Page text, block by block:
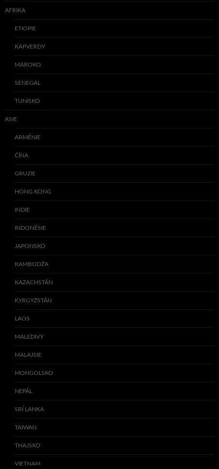
AFRIKA
ETIOPIE
KAPVERDY
MAROKO
SENEGAL
TUNISKO
ASIE
ARMÉNIE
ČÍNA
GRUZIE
HONG KONG
INDIE
INDONÉSIE
JAPONSKO
KAMBODŽA
KAZACHSTÁN
KYRGYZSTÁN
LAOS
MALEDIVY
MALAJSIE
MONGOLSKO
NEPÁL
SRÍ LANKA
TAIWAN
THAJSKO
VIETNAM